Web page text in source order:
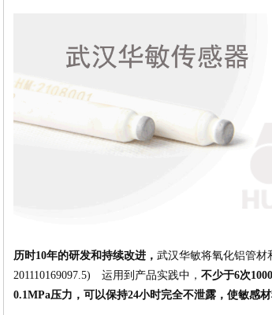
历时10年的研发和持续改进， 武汉华敏将氧化铝管
201110169097.5) 运用到产品实践中， 不少于6次
0.1MPa压力，可以保持24小时完全不泄露，使敏感